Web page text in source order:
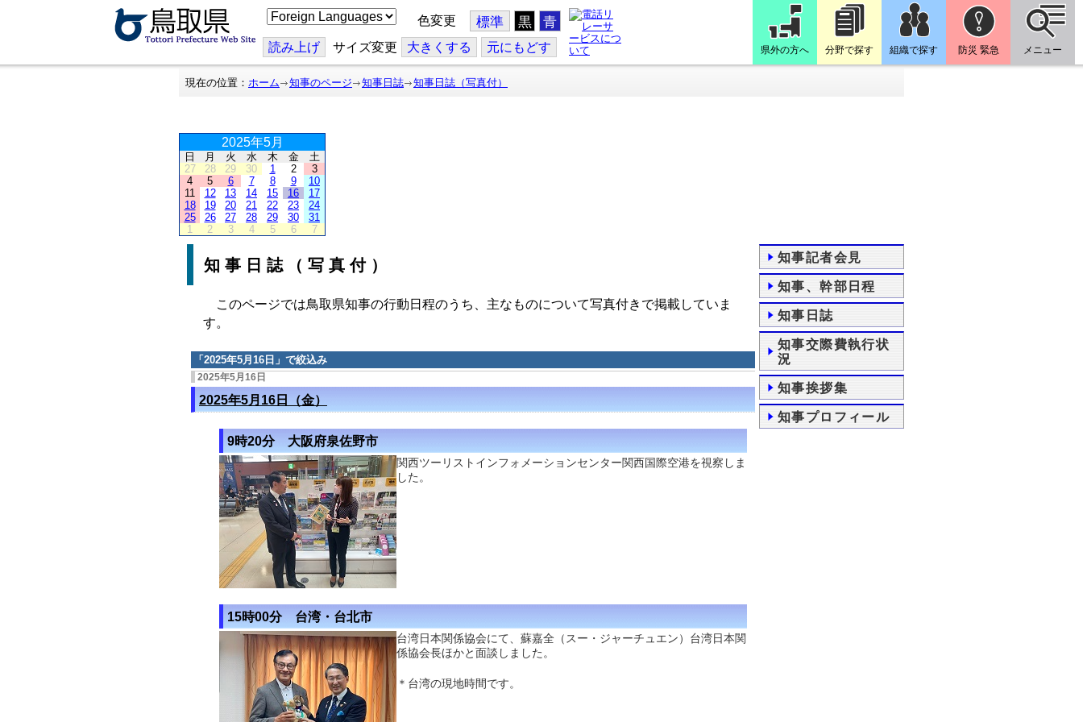
こ
の
ジ
を
翻
色変更 標準 黒 青
読み上げ サイズ変更 大きくする 元にもどす 県外の方へ 分野で探す 組織で探す 防災 緊急 メニュー
現在の位置： ホーム 知事のページ 知事日誌 知事日誌（写真付）
2025年5月
日 月 火 水 木 金
土
27
28 29 30 1 2
3
4
5 6 7 8 9
10
11
12 13 14 15 16
17
18
19 20 21 22 23
24
25
26 27 28 29 30
31
1
2 3 4 5 6 7
知事日誌（写真付）
このページでは鳥取県知事の行動日程のうち、主なものについて写真付きで掲載していま
す。
「 2025年5月16日 」で絞込み
2025年5月16日
2025年5月16日（金）
9時20分 大阪府泉佐野市
関西ツーリストインフォメーションセンター関西国際空港を視察しま
した。
15時00分 台湾・台北市
台湾日本関係協会にて、蘇嘉全（スー・ジャーチュエン）台湾日本関
係協会長ほかと面談しました。
＊台湾の現地時間です。
知事記者会見
知事、幹部日程
知事日誌
知事交際費執行状
況
知事挨拶集
知事プロフィール